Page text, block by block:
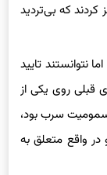
که بی‌تردید
نتوانستند تایید
قبلی روی یکی از
سرب بود،
در واقع متعلق به